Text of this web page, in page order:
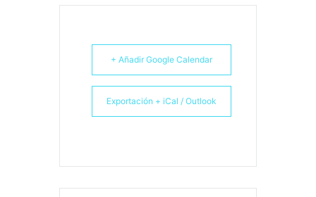
+ Añadir Google Calendar
Exportación + iCal / Outlook